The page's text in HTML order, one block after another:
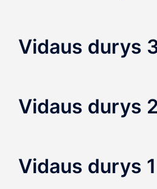
Vidaus durys
Vidaus durys 2
Vidaus durys 1